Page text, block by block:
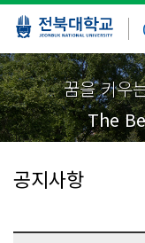
꿈을 키우
The
공지사항